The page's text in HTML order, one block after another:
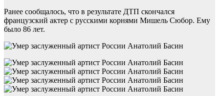
Ранее сообщалось, что в результате ДТП скончался
французский актер с русскими корнями Мишель Сюбор. Ему
было 86 лет.